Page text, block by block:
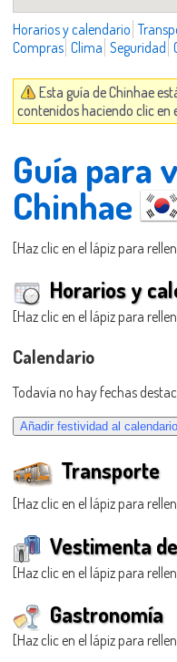
Horarios y calendario
Compras Clima Seguridad
Esta guía de Chinhae
contenidos haciendo clic en
Guía para
Chinhae
[Haz clic en el lápiz para
Horarios y
[Haz clic en el lápiz para
Calendario
Todavía no hay fechas
Transporte
[Haz clic en el lápiz para
Vestimenta
[Haz clic en el lápiz para
Gastronomía
[Haz clic en el lápiz para